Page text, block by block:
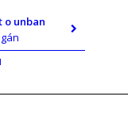
o unban